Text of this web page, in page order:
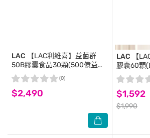
LAC 【LAC利維喜】益菌群
50B膠囊食品30顆(500億益生
菌/乳酸菌/益菌生/果寡糖)
$2,490
(0)
LAC 【
膠囊60顆
DHA/全孕
$1,592
$1,990